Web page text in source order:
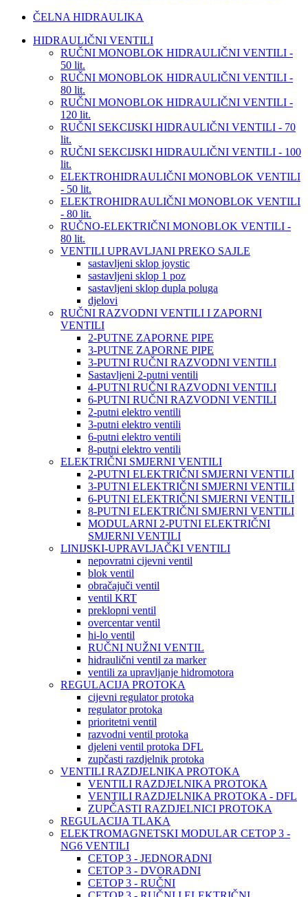
ČELNA HIDRAULIKA
HIDRAULIČNI VENTILI
RUČNI MONOBLOK HIDRAULIČNI VENTILI -
50 lit.
RUČNI MONOBLOK HIDRAULIČNI VENTILI -
80 lit.
RUČNI MONOBLOK HIDRAULIČNI VENTILI -
120 lit.
RUČNI SEKCIJSKI HIDRAULIČNI VENTILI - 70
lit.
RUČNI SEKCIJSKI HIDRAULIČNI VENTILI - 100
lit.
ELEKTROHIDRAULIČNI MONOBLOK VENTILI
- 50 lit.
ELEKTROHIDRAULIČNI MONOBLOK VENTILI
- 80 lit.
RUČNO-ELEKTRIČNI MONOBLOK VENTILI -
80 lit.
VENTILI UPRAVLJANI PREKO SAJLE
sastavljeni sklop joystic
sastavljeni sklop 1 poz
sastavljeni sklop dupla poluga
djelovi
RUČNI RAZVODNI VENTILI I ZAPORNI
VENTILI
2-PUTNE ZAPORNE PIPE
3-PUTNE ZAPORNE PIPE
3-PUTNI RUČNI RAZVODNI VENTILI
Sastavljeni 2-putni ventili
4-PUTNI RUČNI RAZVODNI VENTILI
6-PUTNI RUČNI RAZVODNI VENTILI
2-putni elektro ventili
3-putni elektro ventili
6-putni elektro ventili
8-putni elektro ventili
ELEKTRIČNI SMJERNI VENTILI
2-PUTNI ELEKTRIČNI SMJERNI VENTILI
3-PUTNI ELEKTRIČNI SMJERNI VENTILI
6-PUTNI ELEKTRIČNI SMJERNI VENTILI
8-PUTNI ELEKTRIČNI SMJERNI VENTILI
MODULARNI 2-PUTNI ELEKTRIČNI
SMJERNI VENTILI
LINIJSKI-UPRAVLJAČKI VENTILI
nepovratni cijevni ventil
blok ventil
obračajuči ventil
ventil KRT
preklopni ventil
overcentar ventil
hi-lo ventil
RUČNI NUŽNI VENTIL
hidraulični ventil za marker
ventili za upravljanje hidromotora
REGULACIJA PROTOKA
cijevni regulator protoka
regulator protoka
prioritetni ventil
razvodni ventil protoka
djeleni ventil protoka DFL
zupčasti razdjelnik protoka
VENTILI RAZDJELNIKA PROTOKA
VENTILI RAZDJELNIKA PROTOKA
VENTILI RAZDJELNIKA PROTOKA - DFL
ZUPČASTI RAZDJELNICI PROTOKA
REGULACIJA TLAKA
ELEKTROMAGNETSKI MODULAR CETOP 3 -
NG6 VENTILI
CETOP 3 - JEDNORADNI
CETOP 3 - DVORADNI
CETOP 3 - RUČNI